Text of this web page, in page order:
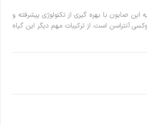
صابون با بهره گیری از تکنولوژی پیشرفته و
آنتراسن است. از ترکیبات مهم دیگر این گیاه